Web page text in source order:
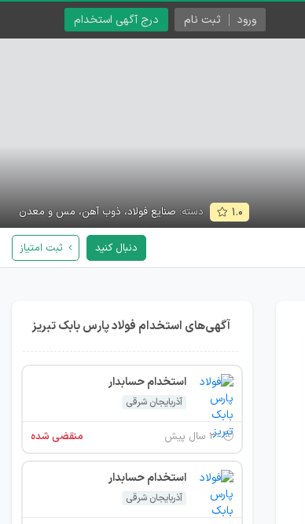
درج آگهی استخدام ورود ثبت نام
۱.۰ دسته: صنایع فولاد، ذوب آهن، مس و معدن
دنبال کنید ثبت امتیاز
آگهی‌های استخدام فولاد پارس بابک تبریز
استخدام حسابدار
آذربایجان شرقی
۳ سال پیش منقضی شده
استخدام حسابدار
آذربایجان شرقی